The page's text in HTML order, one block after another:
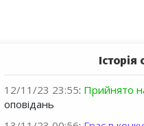
Історія
12/11/23 23:55: Прийнято
оповідань